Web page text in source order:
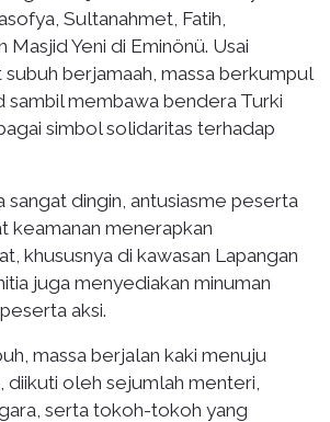
Sultanahmet, Fatih,
Masjid Yeni di Eminönü. Usai
subuh berjamaah, massa berkumpul
sambil membawa bendera Turki
simbol solidaritas terhadap
sangat dingin, antusiasme peserta
keamanan menerapkan
khususnya di kawasan Lapangan
juga menyediakan minuman
aksi.
massa berjalan kaki menuju
diikuti oleh sejumlah menteri,
serta tokoh-tokoh yang